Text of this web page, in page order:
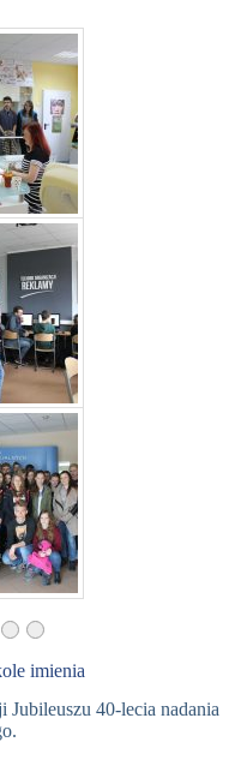
imienia
40-lecia nadania